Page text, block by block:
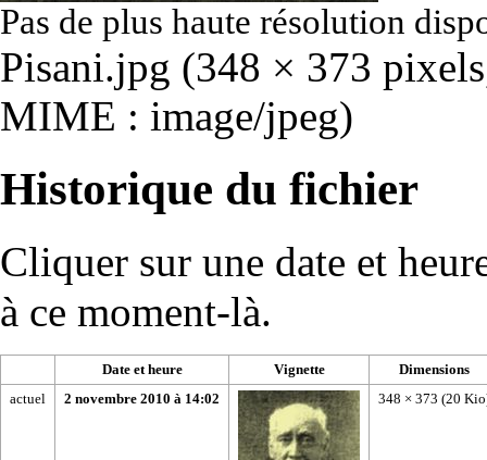
Pas de plus haute résolution
Pisani.jpg (348 × 373
MIME : image/jpeg)
Historique du fichier
Cliquer sur une date et
à ce moment-là.
Date et heure Vignette
Dimensions
actuel
2 novembre 2010 à 14:02 348 × 373 (20